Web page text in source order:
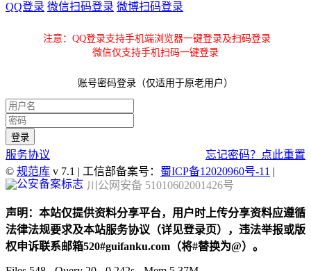
QQ登录 微信扫码登录 微博扫码登录
注意：QQ登录支持手机端浏览器一键登录及扫码登录
微信仅支持手机扫码一键登录
账号密码登录（仅适用于原老用户）
服务协议
忘记密码？点此重置
© 规范库 v 7.1 | 工信部备案号： 蜀ICP备12020960号-11 |
川公网安备 51010602001426号
声明：本站仅提供资料分享平台，用户时上传分享资料应遵循
法律法规要求及本站服务协议（详见登录页），违法举报或版
权申诉联系邮箱520#guifanku.com（将#替换为@）。